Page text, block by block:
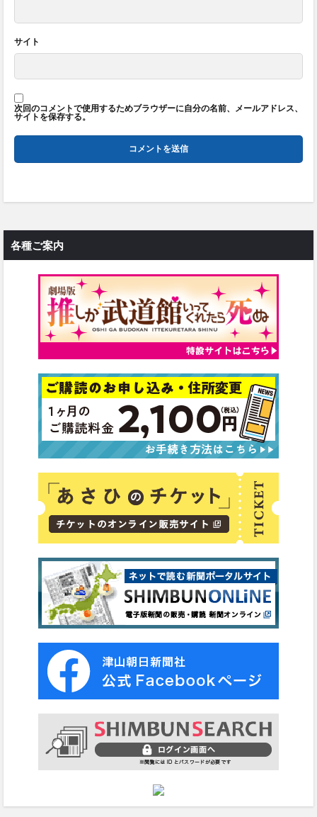
サイト
次回のコメントで使用するためブラウザーに自分の名前、メールアドレス、
サイトを保存する。
各種ご案内